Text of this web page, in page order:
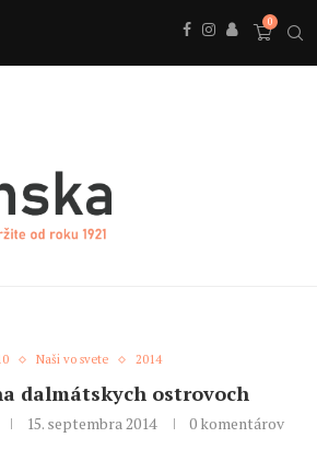
0
Naši vo svete 2014
dalmátskych ostrovoch
15. septembra 2014 0 komentárov